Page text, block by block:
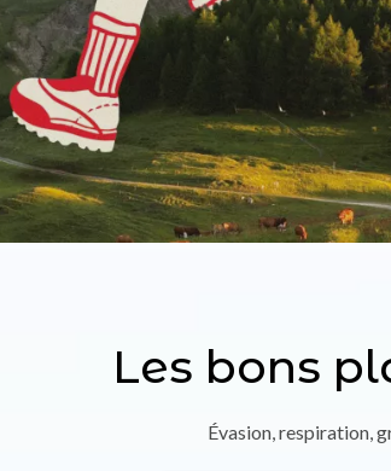
Les bons
Évasion, respiration,